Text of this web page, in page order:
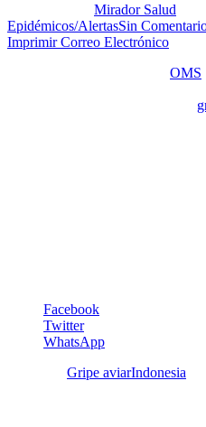
Mirador Salud
Epidémicos/AlertasSin
Imprimir Correo Electrónico
OMS
Facebook
Twitter
WhatsApp
Gripe aviarIndonesia